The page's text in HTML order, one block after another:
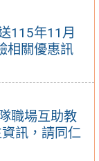
115年11月
相關優惠訊
職場互助教
訊，請同仁